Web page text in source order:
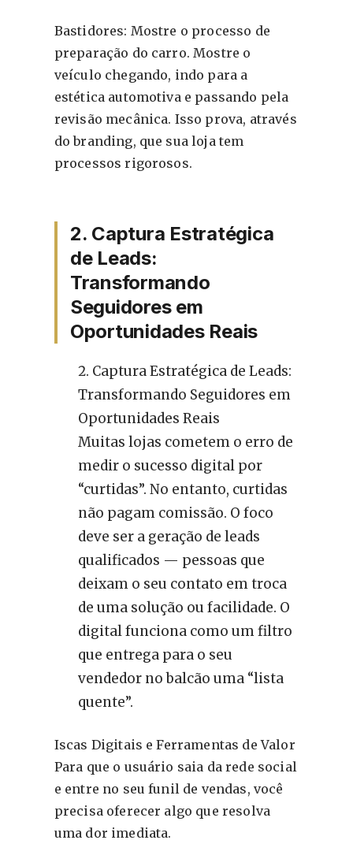
Bastidores: Mostre o processo de
preparação do carro. Mostre o
veículo chegando, indo para a
estética automotiva e passando pela
revisão mecânica. Isso prova, através
do branding, que sua loja tem
processos rigorosos.
2. Captura Estratégica
de Leads:
Transformando
Seguidores em
Oportunidades Reais
Captura Estratégica de Leads:
Transformando Seguidores em
Oportunidades Reais
Muitas lojas cometem o erro de
medir o sucesso digital por
“curtidas”. No entanto, curtidas
não pagam comissão. O foco
deve ser a geração de leads
qualificados — pessoas que
deixam o seu contato em troca
de uma solução ou facilidade. O
digital funciona como um filtro
que entrega para o seu
vendedor no balcão uma “lista
quente”.
Iscas Digitais e Ferramentas de Valor
Para que o usuário saia da rede social
e entre no seu funil de vendas, você
precisa oferecer algo que resolva
uma dor imediata.